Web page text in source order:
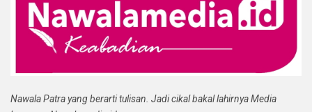
Nawala Patra yang berarti tulisan. Jadi cikal bakal lahirnya Media